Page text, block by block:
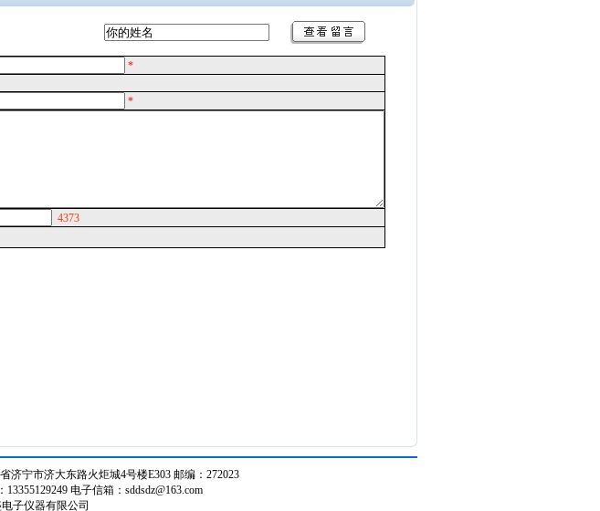
*
*
4373
宁市济大东路火炬城4号楼E303 邮编：272023
电子信箱：sddsdz@163.com
子仪器有限公司